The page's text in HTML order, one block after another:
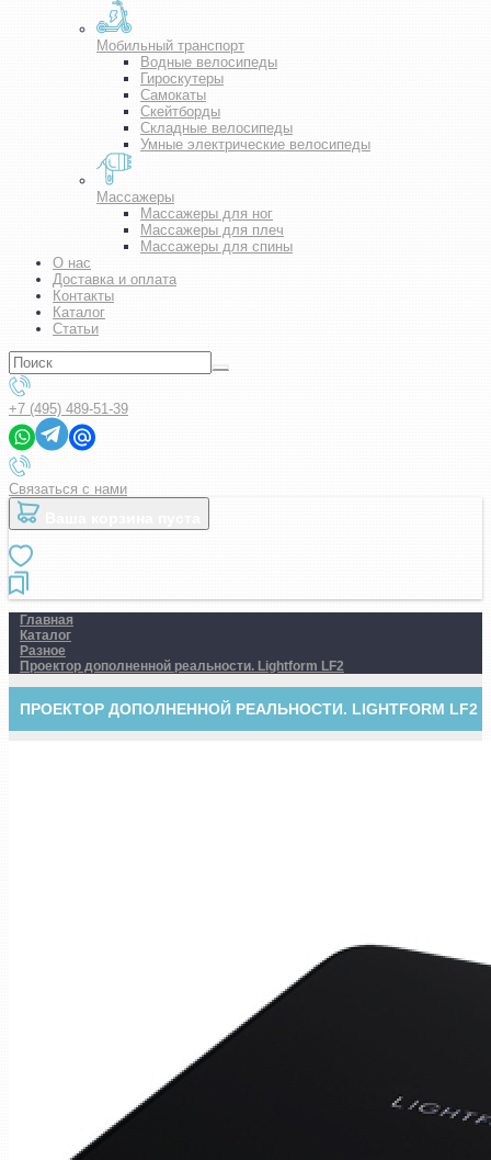
Мобильный транспорт
Водные велосипеды
Гироскутеры
Самокаты
Скейтборды
Складные велосипеды
Умные электрические велосипеды
Массажеры
Массажеры для ног
Массажеры для плеч
Массажеры для спины
О нас
Доставка и оплата
Контакты
Каталог
Статьи
+7 (495) 489-51-39
Связаться с нами
Главная
Каталог
Разное
Проектор дополненной реальности. Lightform LF2
ПРОЕКТОР ДОПОЛНЕННОЙ РЕАЛЬНОСТИ. LIGHTFORM LF2